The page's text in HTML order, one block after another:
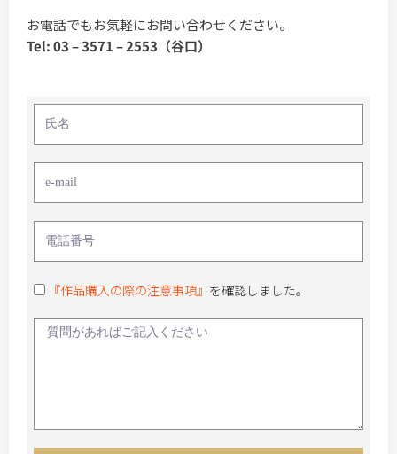
お電話でもお気軽にお問い合わせください。
Tel: 03 – 3571 – 2553（谷口）
『作品購入の際の注意事項』 を確認しました。